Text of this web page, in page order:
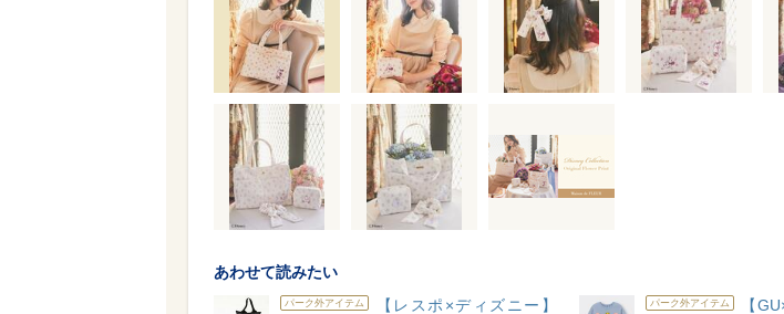
あわせて読みたい
パーク外アイテム
【レスポ×ディズニー】
パーク外アイテム
【